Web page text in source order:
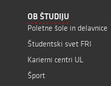
OB ŠTUDIJU
Poletne šole in delavnice
Študentski svet FRI
Karierni centri UL
Šport